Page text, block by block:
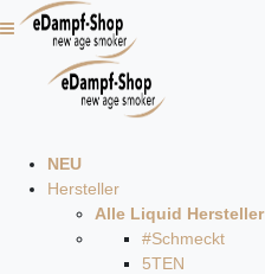
NEU
Hersteller
Alle Liquid Hersteller
#Schmeckt
5TEN